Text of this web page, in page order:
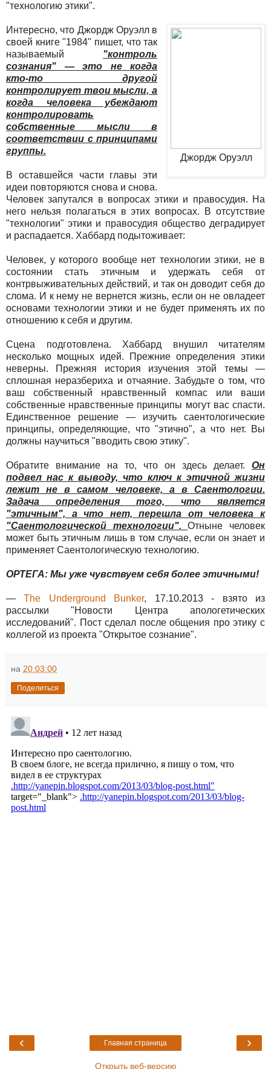
"технологию этики".
Джордж Оруэлл
Интересно, что Джордж Оруэлл в
своей книге "1984" пишет, что так
называемый "контроль
сознания" — это не когда
кто-то другой
контролирует твои мысли, а
когда человека убеждают
контролировать
собственные мысли в
соответствии с принципами
группы.
В оставшейся части главы эти
идеи повторяются снова и снова.
Человек запутался в вопросах этики и правосудия. На
него нельзя полагаться в этих вопросах. В отсутствие
"технологии" этики и правосудия общество деградирует
и распадается. Хаббард подытоживает:
Человек, у которого вообще нет технологии этики, не в
состоянии стать этичным и удержать себя от
контрвыживательных действий, и так он доводит себя до
слома. И к нему не вернется жизнь, если он не овладеет
основами технологии этики и не будет применять их по
отношению к себя и другим.
Сцена подготовлена. Хаббард внушил читателям
несколько мощных идей. Прежние определения этики
неверны. Прежняя история изучения этой темы —
сплошная неразбериха и отчаяние. Забудьте о том, что
ваш собственный нравственный компас или ваши
собственные нравственные принципы могут вас спасти.
Единственное решение — изучить саентологические
принципы, определяющие, что "этично", а что нет. Вы
должны научиться "вводить свою этику".
Обратите внимание на то, что он здесь делает. Он
подвел нас к выводу, что ключ к этичной жизни
лежит не в самом человеке, а в Саентологии.
Задача определения того, что является
"этичным", а что нет, перешла от человека к
"Саентологической технологии".Отныне человек
может быть этичным лишь в том случае, если он знает и
применяет Саентологическую технологию.
ОРТЕГА: Мы уже чувствуем себя более этичными!
—The Underground Bunker, 17.10.2013 - взято из
рассылки "Новости Центра апологетических
исследований". Пост сделал после общения про этику с
коллегой из проекта "Открытое сознание".
на 20:03:00
Поделиться
‹ ›
Главная страница
Открыть веб-версию